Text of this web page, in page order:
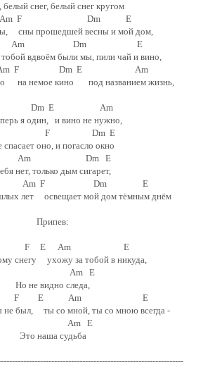
белый снег, белый снег кругом
F Dm E
сны прошедшей весны и мой дом,
Dm E
тобой вдвоём были мы, пили чай и вино,
F Dm E Am
на немое кино под названием жизнь,
E Am
я один, и вино не нужно,
Dm E
спасает оно, и погасло окно
Am Dm E
нет, только дым сигарет,
F Dm E
лет освещает мой дом тёмным днём
Припев:
E Am E
снегу ухожу за тобой в никуда,
Am E
Но не видно следа,
Am E
не был, ты со мной, ты со мною всегда -
Am E
Это наша судьба